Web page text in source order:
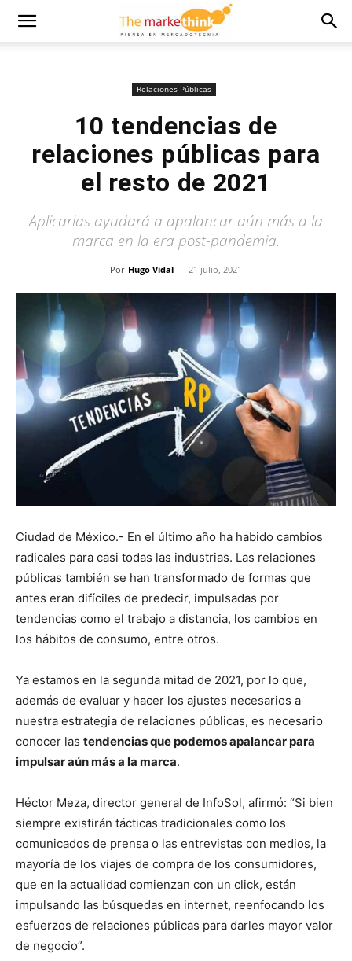
Relaciones Públicas
10 tendencias de
relaciones públicas para
el resto de 2021
Aplicarlas ayudará a apalancar aún más a la
marca en la era post-pandemia.
Por Hugo Vidal - 21 julio, 2021
Ciudad de México.- En el último año ha habido cambios
radicales para casi todas las industrias. Las relaciones
públicas también se han transformado de formas que
antes eran difíciles de predecir, impulsadas por
tendencias como el trabajo a distancia, los cambios en
los hábitos de consumo, entre otros.
Ya estamos en la segunda mitad de 2021, por lo que,
además de evaluar y hacer los ajustes necesarios a
nuestra estrategia de relaciones públicas, es necesario
conocer las tendencias que podemos apalancar para
impulsar aún más a la marca.
Héctor Meza, director general de InfoSol, afirmó: “Si bien
siempre existirán tácticas tradicionales como los
comunicados de prensa o las entrevistas con medios, la
mayoría de los viajes de compra de los consumidores,
que en la actualidad comienzan con un click, están
impulsando las búsquedas en internet, reenfocando los
esfuerzos de relaciones públicas para darles mayor valor
de negocio”.